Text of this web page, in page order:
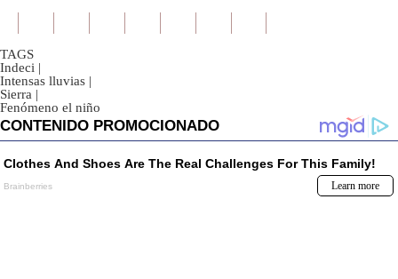
TAGS
Indeci |
Intensas lluvias |
Sierra |
Fenómeno el niño